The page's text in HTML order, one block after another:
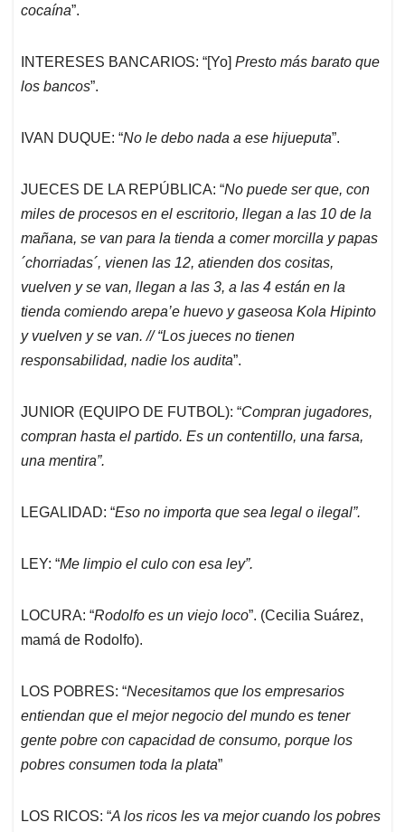
cocaína”.
INTERESES BANCARIOS: “[Yo] Presto más barato que
los bancos”.
IVAN DUQUE: “No le debo nada a ese hijueputa”.
JUECES DE LA REPÚBLICA: “No puede ser que, con
miles de procesos en el escritorio, llegan a las 10 de la
mañana, se van para la tienda a comer morcilla y papas
´chorriadas´, vienen las 12, atienden dos cositas,
vuelven y se van, llegan a las 3, a las 4 están en la
tienda comiendo arepa’e huevo y gaseosa Kola Hipinto
y vuelven y se van. // “Los jueces no tienen
responsabilidad, nadie los audita”.
JUNIOR (EQUIPO DE FUTBOL): “Compran jugadores,
compran hasta el partido. Es un contentillo, una farsa,
una mentira”.
LEGALIDAD: “Eso no importa que sea legal o ilegal”.
LEY: “Me limpio el culo con esa ley”.
LOCURA: “Rodolfo es un viejo loco”. (Cecilia Suárez,
mamá de Rodolfo).
LOS POBRES: “Necesitamos que los empresarios
entiendan que el mejor negocio del mundo es tener
gente pobre con capacidad de consumo, porque los
pobres consumen toda la plata”
LOS RICOS: “A los ricos les va mejor cuando los pobres